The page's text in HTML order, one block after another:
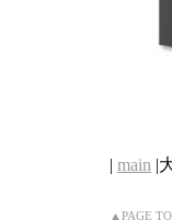
| main |
▲PAGE